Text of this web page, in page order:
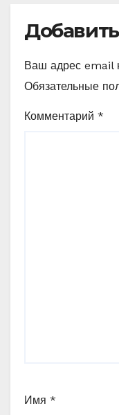
Ваш адрес email
Обязательные
Комментарий *
Имя *